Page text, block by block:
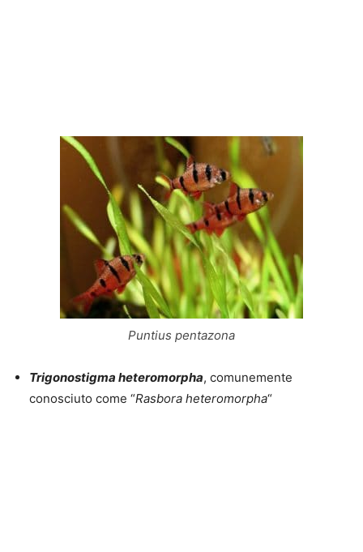
Puntius pentazona
Trigonostigma heteromorpha, comunemente
conosciuto come “Rasbora heteromorpha“